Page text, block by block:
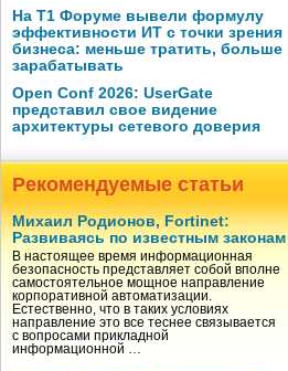
На Т1 Форуме вывели формулу
эффективности ИТ с точки зрения
бизнеса: меньше тратить, больше
зарабатывать
Open Conf 2026: UserGate
представил свое видение
архитектуры сетевого доверия
Рекомендуемые статьи
Михаил Родионов, Fortinet:
Развиваясь по известным законам
В настоящее время информационная
безопасность представляет собой вполне
самостоятельное мощное направление
корпоративной автоматизации.
Естественно, что в таких условиях
направление это все теснее связывается
с вопросами прикладной
информационной …